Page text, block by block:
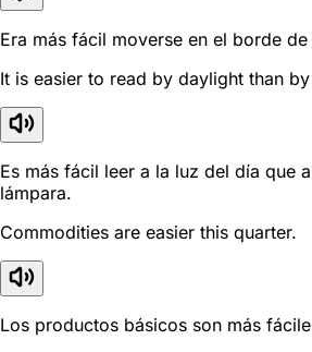
Era más fácil moverse en el borde
It is easier to read by daylight than
Es más fácil leer a la luz del día que
lámpara.
Commodities are easier this quarter.
Los productos básicos son más